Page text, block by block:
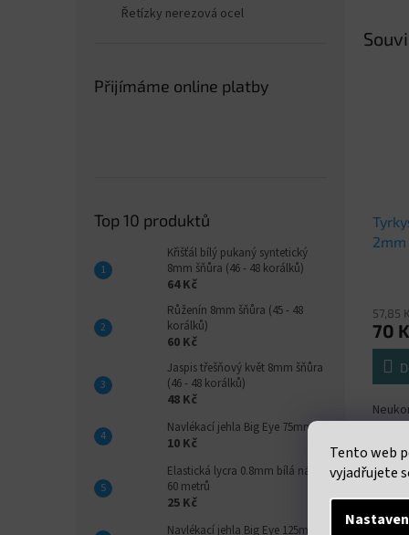
Tento web
vyjadřujete
Řetízky nerezová ocel
Přijímáme online platby
Top 10 produktů
Křišťál bílý pukaný syntetický
8mm šňůra (46 - 48 korálků)
64 Kč
Růženín 8mm šňůra (45 - 48
korálků)
60 Kč
Jaspis třešňový květ 8mm šňůra
(46 - 48 korálků)
48 Kč
Navlékací jehla Big Eye 75mm
10 Kč
Elastická lycra 0.8mm bílá návin
60 metrů
25 Kč
Navlékací jehla Big Eye 125mm
57,85
70
2mm.
38 cm